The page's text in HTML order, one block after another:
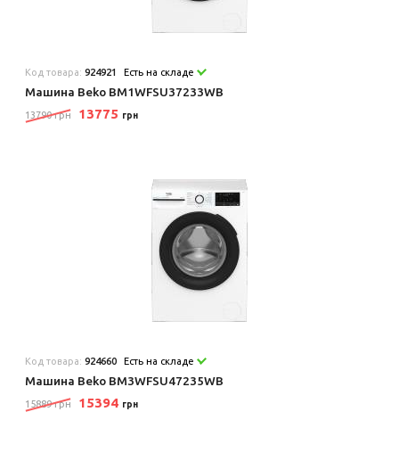
Код товара:924921 Есть на складе
Машина Beko BM1WFSU37233WB
13790 грн 13775 грн
Код товара:924660 Есть на складе
Машина Beko BM3WFSU47235WB
15889 грн 15394 грн